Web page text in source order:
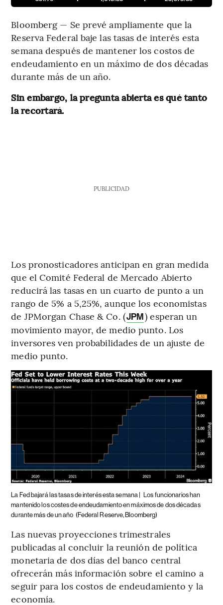
Bloomberg — Se prevé ampliamente que la
Reserva Federal baje las tasas de interés esta
semana después de mantener los costos de
endeudamiento en un máximo de dos décadas
durante más de un año.
Sin embargo, la pregunta abierta es qué tanto
la recortará.
PUBLICIDAD
Los pronosticadores anticipan en gran medida
que el Comité Federal de Mercado Abierto
reducirá las tasas en un cuarto de punto a un
rango de 5% a 5,25%, aunque los economistas
de JPMorgan Chase & Co. (JPM) esperan un
movimiento mayor, de medio punto. Los
inversores ven probabilidades de un ajuste de
medio punto.
La Fed bajará las tasas de interés esta semana |
Los funcionarios han
mantenido los costes de endeudamiento en máximos de dos décadas
durante más de un año (Federal Reserve, Bloomberg)
Las nuevas proyecciones trimestrales
publicadas al concluir la reunión de política
monetaria de dos días del banco central
ofrecerán más información sobre el camino a
seguir para los costos de endeudamiento y la
economía.